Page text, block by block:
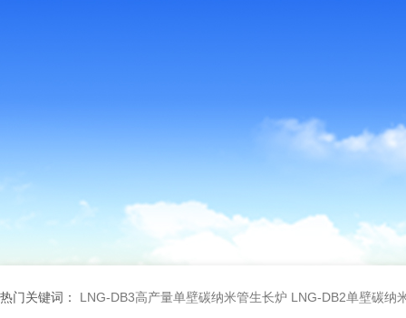
热门关键词： LNG-DB3高产量单壁碳纳米管生长炉 LNG-DB2单壁碳纳